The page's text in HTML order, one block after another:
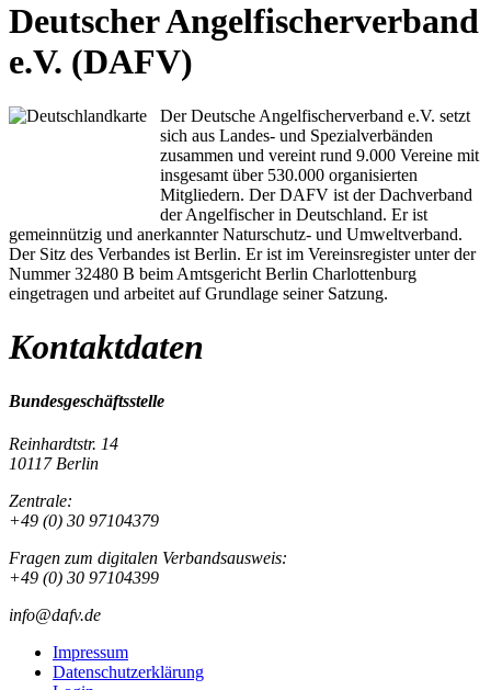
Deutscher Angelfischerverband
e.V. (DAFV)
Der Deutsche Angelfischerverband e.V. setzt
sich aus Landes- und Spezialverbänden
zusammen und vereint rund 9.000 Vereine mit
insgesamt über 530.000 organisierten
Mitgliedern. Der DAFV ist der Dachverband
der Angelfischer in Deutschland. Er ist
gemeinnützig und anerkannter Naturschutz- und Umweltverband.
Der Sitz des Verbandes ist Berlin. Er ist im Vereinsregister unter der
Nummer 32480 B beim Amtsgericht Berlin Charlottenburg
eingetragen und arbeitet auf Grundlage seiner Satzung.
Kontaktdaten
Bundesgeschäftsstelle
Reinhardtstr. 14
10117 Berlin
Zentrale:
+49 (0) 30 97104379
Fragen zum digitalen Verbandsausweis:
+49 (0) 30 97104399
info@dafv.de
Impressum
Datenschutzerklärung